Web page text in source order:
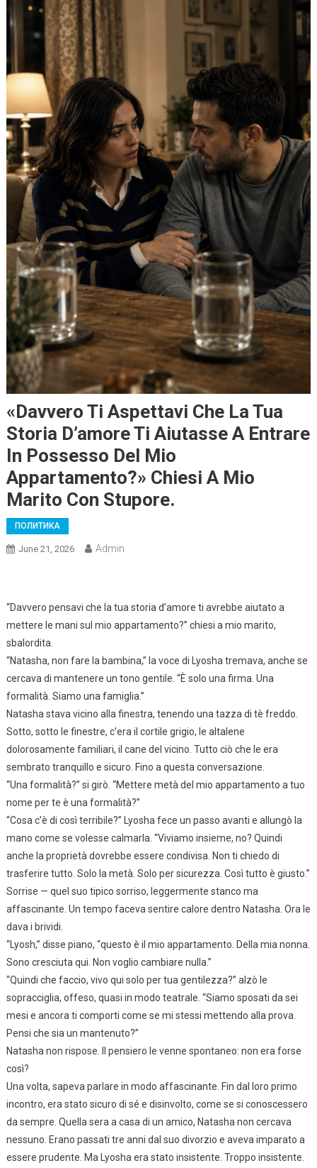
«Davvero Ti Aspettavi Che La Tua
Storia D’amore Ti Aiutasse A Entrare
In Possesso Del Mio
Appartamento?» Chiesi A Mio
Marito Con Stupore.
ПОЛИТИКА
June 21, 2026 Admin
“Davvero pensavi che la tua storia d’amore ti avrebbe aiutato a
mettere le mani sul mio appartamento?” chiesi a mio marito,
sbalordita.
“Natasha, non fare la bambina,” la voce di Lyosha tremava, anche se
cercava di mantenere un tono gentile. “È solo una firma. Una
formalità. Siamo una famiglia.”
Natasha stava vicino alla finestra, tenendo una tazza di tè freddo.
Sotto, sotto le finestre, c’era il cortile grigio, le altalene
dolorosamente familiari, il cane del vicino. Tutto ciò che le era
sembrato tranquillo e sicuro. Fino a questa conversazione.
“Una formalità?” si girò. “Mettere metà del mio appartamento a tuo
nome per te è una formalità?”
“Cosa c’è di così terribile?” Lyosha fece un passo avanti e allungò la
mano come se volesse calmarla. “Viviamo insieme, no? Quindi
anche la proprietà dovrebbe essere condivisa. Non ti chiedo di
trasferire tutto. Solo la metà. Solo per sicurezza. Così tutto è giusto.”
Sorrise — quel suo tipico sorriso, leggermente stanco ma
affascinante. Un tempo faceva sentire calore dentro Natasha. Ora le
dava i brividi.
“Lyosh,” disse piano, “questo è il mio appartamento. Della mia nonna.
Sono cresciuta qui. Non voglio cambiare nulla.”
“Quindi che faccio, vivo qui solo per tua gentilezza?” alzò le
sopracciglia, offeso, quasi in modo teatrale. “Siamo sposati da sei
mesi e ancora ti comporti come se mi stessi mettendo alla prova.
Pensi che sia un mantenuto?”
Natasha non rispose. Il pensiero le venne spontaneo: non era forse
così?
Una volta, sapeva parlare in modo affascinante. Fin dal loro primo
incontro, era stato sicuro di sé e disinvolto, come se si conoscessero
da sempre. Quella sera a casa di un amico, Natasha non cercava
nessuno. Erano passati tre anni dal suo divorzio e aveva imparato a
essere prudente. Ma Lyosha era stato insistente. Troppo insistente.